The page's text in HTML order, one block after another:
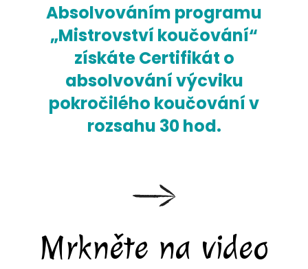
Absolvováním programu
„Mistrovství koučování“
získáte Certifikát o
absolvování výcviku
pokročilého koučování v
rozsahu 30 hod.
Mrkněte na video